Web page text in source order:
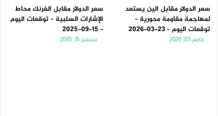
سعر الدولار مقابل الين يستعد
لمهاجمة مقاومة محورية –
توقعات اليوم – 23-03-2026
مارس 23, 2026
سعر الدولار مقابل الفرنك محاط
الإشارات السلبية – توقعات اليوم
– 15-09-2025
سبتمبر 15, 2025